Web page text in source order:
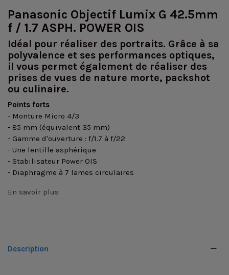
Panasonic Objectif Lumix G 42.5mm
f / 1.7 ASPH. POWER OIS
Idéal pour réaliser des portraits. Grâce à sa
polyvalence et ses performances optiques,
il vous permet également de réaliser des
prises de vues de nature morte, packshot
ou culinaire.
Points forts
- Monture Micro 4/3
- 85 mm (équivalent 35 mm)
- Gamme d'ouverture : f/1.7 à f/22
- Une lentille asphérique
- Stabilisateur Power OIS
- Diaphragme à 7 lames circulaires
En savoir plus
Description